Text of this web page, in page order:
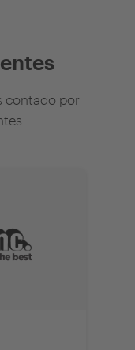
contado por